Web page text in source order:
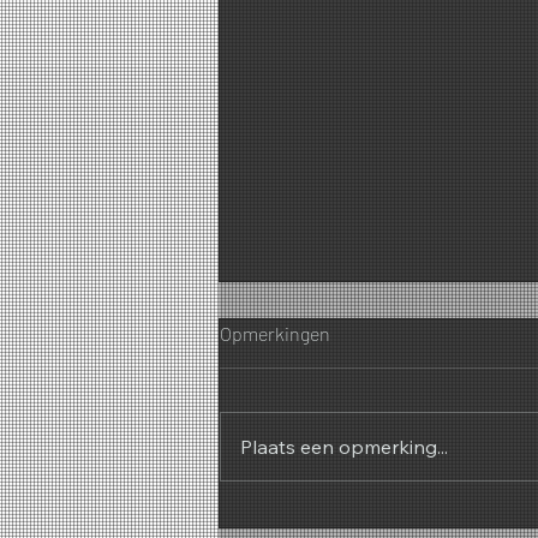
Opmerkingen
Plaats een opmerking...